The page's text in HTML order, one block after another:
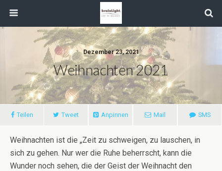
Dezember 23, 2021
Weihnachten 2021
Teilen Tweet Anpinnen Mail SMS
Weihnachten ist die „Zeit zu schweigen, zu lauschen, in
sich zu gehen. Nur wer die Ruhe beherrscht, kann die
Wunder noch sehen, die der Geist der Weihnacht den